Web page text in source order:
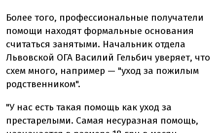
Более того, профессиональные получатели
помощи находят формальные основания
считаться занятыми. Начальник отдела
Львовской ОГА Василий Гельбич уверяет, что
схем много, например — "уход за пожилым
родственником".
"У нас есть такая помощь как уход за
престарелыми. Самая несуразная помощь,